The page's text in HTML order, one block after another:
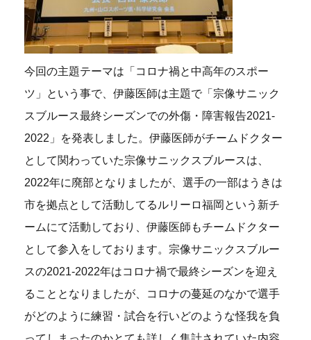
今回の主題テーマは「コロナ禍と中高年のスポー
ツ」という事で、伊藤医師は主題で「宗像サニック
スブルース最終シーズンでの外傷・障害報告2021-
2022」を発表しました。伊藤医師がチームドクター
として関わっていた宗像サニックスブルースは、
2022年に廃部となりましたが、選手の一部はうきは
市を拠点として活動してるルリーロ福岡という新チ
ームにて活動しており、伊藤医師もチームドクター
として参入をしております。宗像サニックスブルー
スの2021-2022年はコロナ禍で最終シーズンを迎え
ることとなりましたが、コロナの蔓延のなかで選手
がどのように練習・試合を行いどのような怪我を負